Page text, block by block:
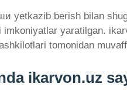
yetkazib berish bilan
yaratilgan.
tomonidan
ikarvon.uz